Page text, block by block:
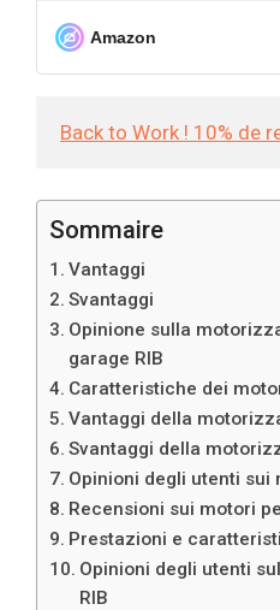
Amazon
Back to Work ! 10% de
Sommaire
Vantaggi
Svantaggi
Opinione sulla
garage RIB
Caratteristiche dei
Vantaggi della
Svantaggi della
Opinioni degli utenti sui
Recensioni sui motori
Prestazioni e
Opinioni degli utenti
RIB